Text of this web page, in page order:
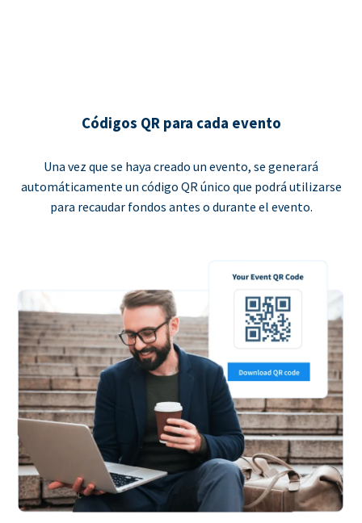
Códigos QR para cada evento
Una vez que se haya creado un evento, se generará
automáticamente un código QR único que podrá utilizarse
para recaudar fondos antes o durante el evento.